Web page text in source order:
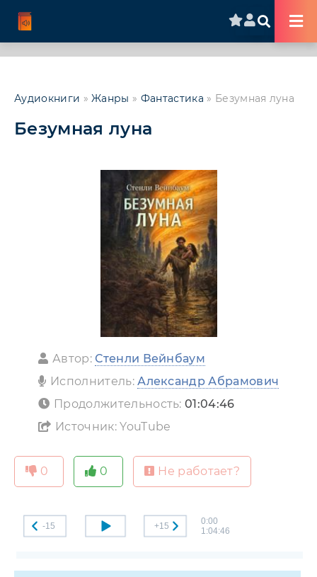
Аудиокниги »Жанры » Фантастика » Безумная луна
Безумная луна
Автор: Стенли Вейнбаум
Исполнитель:Александр Абрамович
Продолжительность:01:04:46
Источник: YouTube
0 0 Не работает?
-15 +15
0:00
1:04:46